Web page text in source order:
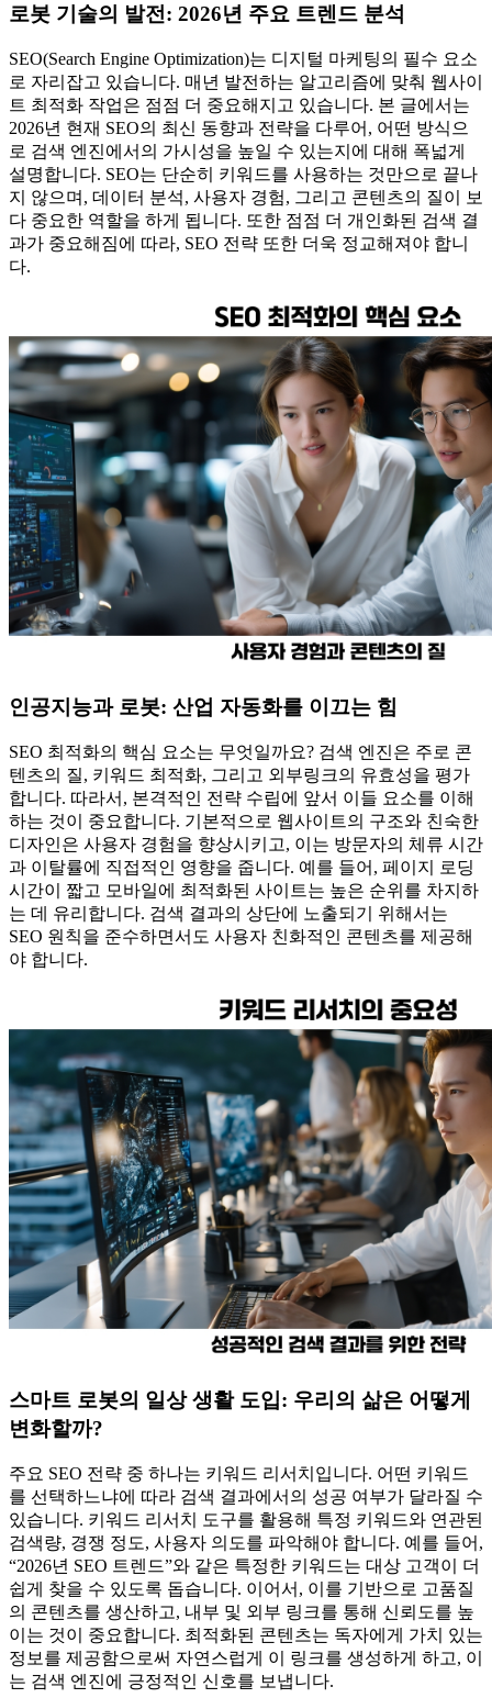
로봇 기술의 발전: 2026년 주요 트렌드 분석
SEO(Search Engine Optimization)는 디지털 마케팅의 필수 요소
로 자리잡고 있습니다. 매년 발전하는 알고리즘에 맞춰 웹사이
트 최적화 작업은 점점 더 중요해지고 있습니다. 본 글에서는
2026년 현재 SEO의 최신 동향과 전략을 다루어, 어떤 방식으
로 검색 엔진에서의 가시성을 높일 수 있는지에 대해 폭넓게
설명합니다. SEO는 단순히 키워드를 사용하는 것만으로 끝나
지 않으며, 데이터 분석, 사용자 경험, 그리고 콘텐츠의 질이 보
다 중요한 역할을 하게 됩니다. 또한 점점 더 개인화된 검색 결
과가 중요해짐에 따라, SEO 전략 또한 더욱 정교해져야 합니
다.
인공지능과 로봇: 산업 자동화를 이끄는 힘
SEO 최적화의 핵심 요소는 무엇일까요? 검색 엔진은 주로 콘
텐츠의 질, 키워드 최적화, 그리고 외부링크의 유효성을 평가
합니다. 따라서, 본격적인 전략 수립에 앞서 이들 요소를 이해
하는 것이 중요합니다. 기본적으로 웹사이트의 구조와 친숙한
디자인은 사용자 경험을 향상시키고, 이는 방문자의 체류 시간
과 이탈률에 직접적인 영향을 줍니다. 예를 들어, 페이지 로딩
시간이 짧고 모바일에 최적화된 사이트는 높은 순위를 차지하
는 데 유리합니다. 검색 결과의 상단에 노출되기 위해서는
SEO 원칙을 준수하면서도 사용자 친화적인 콘텐츠를 제공해
야 합니다.
스마트 로봇의 일상 생활 도입: 우리의 삶은 어떻게
변화할까?
주요 SEO 전략 중 하나는 키워드 리서치입니다. 어떤 키워드
를 선택하느냐에 따라 검색 결과에서의 성공 여부가 달라질 수
있습니다. 키워드 리서치 도구를 활용해 특정 키워드와 연관된
검색량, 경쟁 정도, 사용자 의도를 파악해야 합니다. 예를 들어,
“2026년 SEO 트렌드”와 같은 특정한 키워드는 대상 고객이 더
쉽게 찾을 수 있도록 돕습니다. 이어서, 이를 기반으로 고품질
의 콘텐츠를 생산하고, 내부 및 외부 링크를 통해 신뢰도를 높
이는 것이 중요합니다. 최적화된 콘텐츠는 독자에게 가치 있는
정보를 제공함으로써 자연스럽게 이 링크를 생성하게 하고, 이
는 검색 엔진에 긍정적인 신호를 보냅니다.